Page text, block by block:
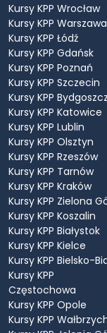
Kursy KPP Wrocław
Kursy KPP Warszawa
Kursy KPP Łódź
Kursy KPP Gdańsk
Kursy KPP Poznań
Kursy KPP Szczecin
Kursy KPP Bydgoszcz
Kursy KPP Katowice
Kursy KPP Lublin
Kursy KPP Olsztyn
Kursy KPP Rzeszów
Kursy KPP Tarnów
Kursy KPP Kraków
Kursy KPP Zielona
Kursy KPP Koszalin
Kursy KPP Białystok
Kursy KPP Kielce
Kursy KPP Bielsko-
Kursy KPP
Częstochowa
Kursy KPP Opole
Kursy KPP